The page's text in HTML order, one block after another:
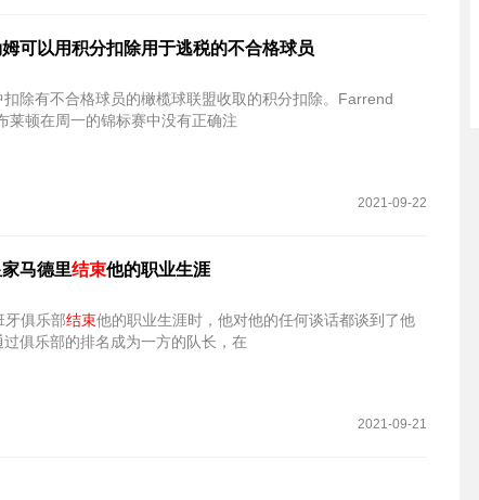
可以用积分扣除用于逃税的不合格球员
除有不合格球员的橄榄球联盟收取的积分扣除。Farrend
莱顿在周一的锦标赛中没有正确注
2021-09-22
马德里结束他的职业生涯
牙俱乐部结束他的职业生涯时，他对他的任何谈话都谈到了他
俱乐部的排名成为一方的队长，在
2021-09-21